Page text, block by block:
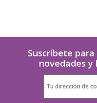
Suscríbete
novedades